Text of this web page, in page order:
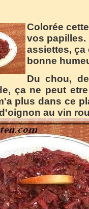
Colorée
vos papilles.
assiettes, ça
bonne
Du chou,
ça ne peut
plus dans ce
au vin